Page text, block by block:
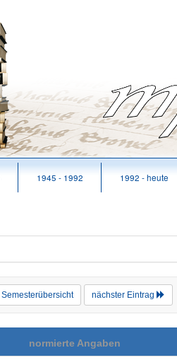
1945 - 1992 1992 - heute
Semesterübersicht nächster Eintrag
normierte Angaben